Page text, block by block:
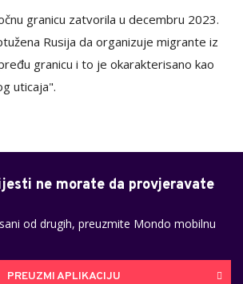
granicu zatvorila u decembru 2023.
Rusija da organizuje migrante iz
granicu i to je okarakterisano kao
uticaja".
ne morate da provjeravate
od drugih, preuzmite Mondo mobilnu
PREUZMI APLIKACIJU